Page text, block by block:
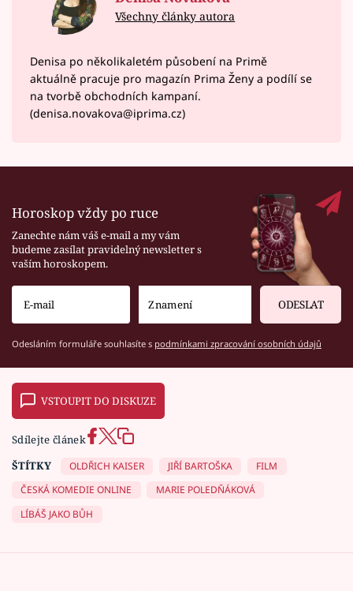
Všechny články autora
Denisa po několikaletém působení na Primě
aktuálně pracuje pro magazín Prima Ženy a podílí se
na tvorbě obchodních kampaní.
(denisa.novakova@iprima.cz)
Horoskop vždy po ruce
Zanechte nám váš e-mail a my vám
budeme zasílat pravidelný newsletter s
vaším horoskopem.
ODESLAT
Odesláním formuláře souhlasíte s podmínkami zpracování osobních údajů
VSTOUPIT DO DISKUZE
Sdílejte článek
ŠTÍTKY
OLDŘICH KAISER JIŘÍ BARTOŠKA
FILM
ČESKÁ KOMEDIE ONLINE
MARIE POLEDŇÁKOVÁ
LÍBÁŠ JAKO BŮH